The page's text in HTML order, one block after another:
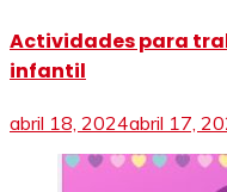
Actividades para
infantil
abril 18, 2024abril 17,